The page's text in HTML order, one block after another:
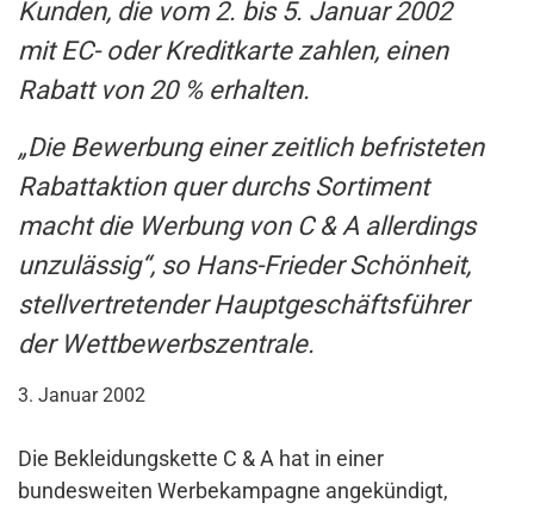
Kunden, die vom 2. bis 5. Januar 2002
mit EC- oder Kreditkarte zahlen, einen
Rabatt von 20 % erhalten.
„Die Bewerbung einer zeitlich befristeten
Rabattaktion quer durchs Sortiment
macht die Werbung von C & A allerdings
unzulässig“, so Hans-Frieder Schönheit,
stellvertretender Hauptgeschäftsführer
der Wettbewerbszentrale.
3. Januar 2002
Die Bekleidungskette C & A hat in einer
bundesweiten Werbekampagne angekündigt,